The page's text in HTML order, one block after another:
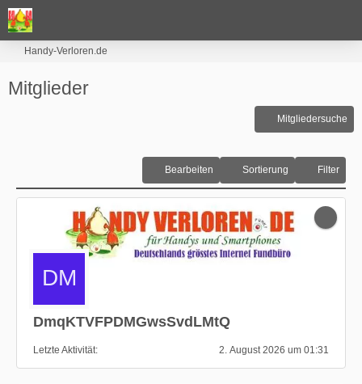
Handy-Verloren.de
Mitglieder
Mitgliedersuche
Bearbeiten Sortierung Filter
DmqKTVFPDMGwsSvdLMtQ
Letzte Aktivität 2. August 2026 um 01:31